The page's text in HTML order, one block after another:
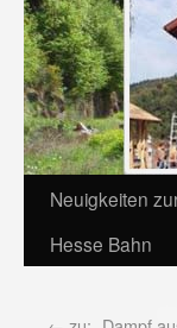
Neuigkeiten
Hesse Bahn